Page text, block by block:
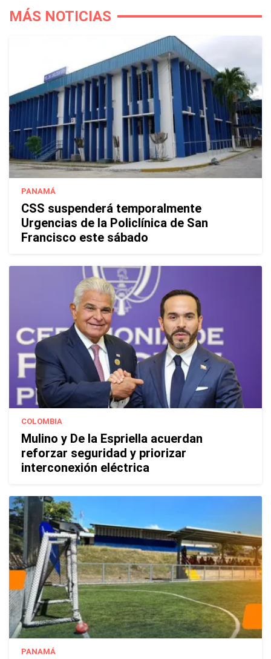
MÁS NOTICIAS
PANAMÁ
CSS suspenderá temporalmente
Urgencias de la Policlínica de San
Francisco este sábado
COLOMBIA
Mulino y De la Espriella acuerdan
reforzar seguridad y priorizar
interconexión eléctrica
PANAMÁ